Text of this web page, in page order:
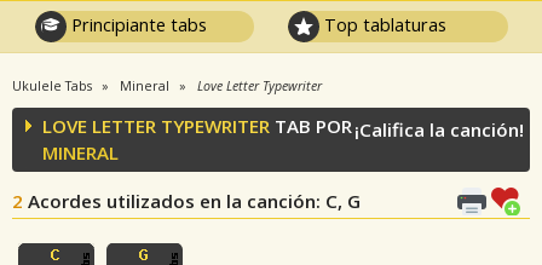
Principiante tabs Top tablaturas
Ukulele Tabs Mineral Love Letter Typewriter
LOVE LETTER TYPEWRITER TAB POR
MINERAL
2 Acordes utilizados en la canción: C, G
¡Califica la canción!